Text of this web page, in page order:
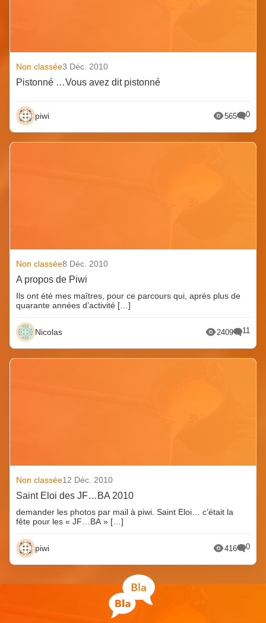
Non classée3 Déc. 2010
Pistonné …Vous avez dit pistonné
piwi 565 0
Non classée8 Déc. 2010
A propos de Piwi
Ils ont été mes maîtres, pour ce parcours qui, après plus de
quarante années d’activité […]
Nicolas 2409 11
Non classée12 Déc. 2010
Saint Eloi des JF…BA 2010
demander les photos par mail à piwi. Saint Eloi… c’était la
fête pour les « JF…BA » […]
piwi 416 0